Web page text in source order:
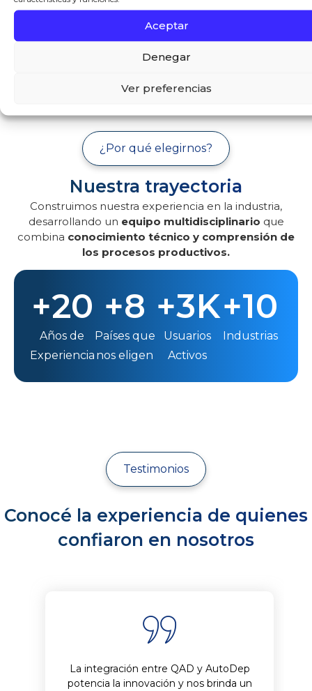
Aceptar
Denegar
Ver preferencias
¿Por qué elegirnos?
Nuestra trayectoria
Construimos nuestra experiencia en la industria,
desarrollando un equipo multidisciplinario que
combina conocimiento técnico y comprensión de
los procesos productivos.
Años de
Experiencia
+20
Países que
nos eligen
+8
Usuarios
Activos
+3K
Industrias
+10
Testimonios
Conocé la experiencia de quienes
confiaron en nosotros
La integración entre QAD y AutoDep
potencia la innovación y nos brinda un